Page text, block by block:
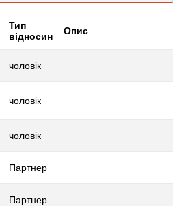
Тип
відносин
Опис
чоловік
чоловік
чоловік
Партнер
Партнер